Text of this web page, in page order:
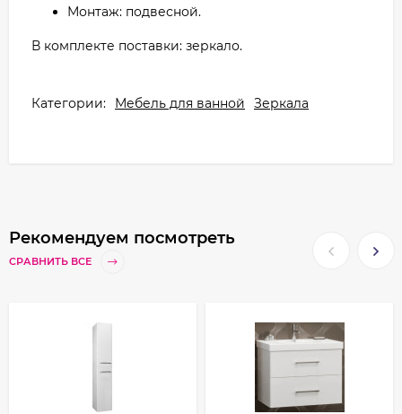
Монтаж: подвесной.
В комплекте поставки: зеркало.
Категории: Мебель для ванной Зеркала
Рекомендуем посмотреть
СРАВНИТЬ ВСЕ